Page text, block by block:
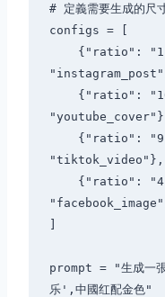
# 定義需要生成的尺
configs = [
"tiktok_video"},
]
prompt = "生成一
乐',中國红配金色"